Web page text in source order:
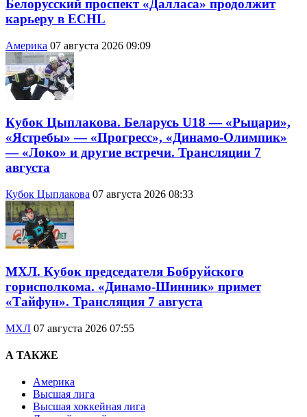
Белорусский проспект «Далласа» продолжит
карьеру в ECHL
Америка 07 августа 2026 09:09
Кубок Цыплакова. Беларусь U18 — «Рыцари»,
«Ястребы» — «Прогресс», «Динамо-Олимпик»
— «Локо» и другие встречи. Трансляции 7
августа
Кубок Цыплакова 07 августа 2026 08:33
МХЛ. Кубок председателя Бобруйского
горисполкома. «Динамо-Шинник» примет
«Тайфун». Трансляция 7 августа
МХЛ 07 августа 2026 07:55
А ТАКЖЕ
Америка
Высшая лига
Высшая хоккейная лига